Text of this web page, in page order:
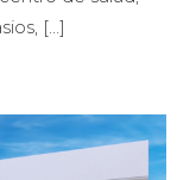
[…]